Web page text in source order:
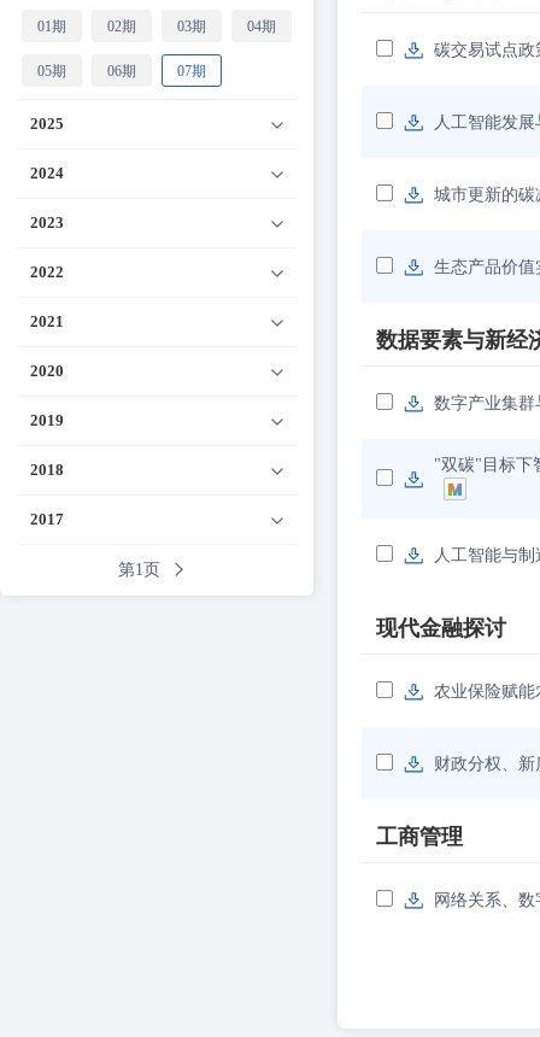
01期 02期 03期 04期
05期 06期 07期
2025
2024
2023
2022
2021
2020
2019
2018
2017
第1页
碳交易试点
人工智能发
城市更新的
生态产品价值
数据要素与新经
数字产业集
"双碳"目标下
人工智能与
现代金融探讨
农业保险赋
财政分权、
工商管理
网络关系、